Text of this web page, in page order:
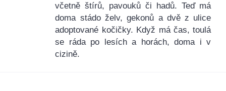
včetně štírů, pavouků či hadů. Teď má
doma stádo želv, gekonů a dvě z ulice
adoptované kočičky. Když má čas, toulá
se ráda po lesích a horách, doma i v
cizině.